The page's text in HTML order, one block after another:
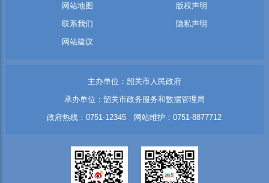
网站地图
版权声明
联系我们
隐私声明
网站建议
主办单位：韶关市人民政府
承办单位：韶关市政务服务和数据管理局
政府热线：0751-12345 网站维护：0751-8877712